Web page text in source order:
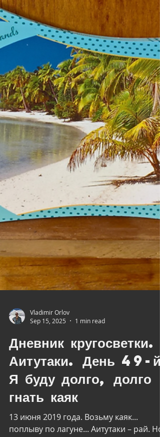
Vladimir Orlov
1 min read